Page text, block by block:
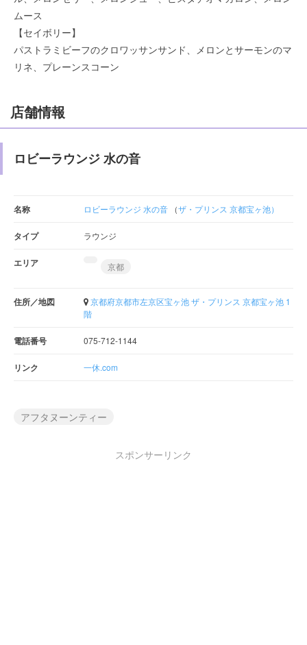
ムース
【セイボリー】
パストラミビーフのクロワッサンサンド、メロンとサーモンのマ
リネ、プレーンスコーン
店舗情報
ロビーラウンジ 水の音
名称 ロビーラウンジ 水の音 （ザ・プリンス 京都宝ヶ池）
タイプ ラウンジ
エリア 京都
住所／地図
京都府京都市左京区宝ヶ池 ザ・プリンス 京都宝ヶ池 1
階
電話番号 075-712-1144
リンク 一休.com
アフタヌーンティー
スポンサーリンク